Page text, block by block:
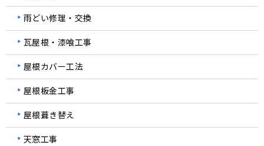
雨どい修理・交換
瓦屋根・漆喰工事
屋根カバー工法
屋根板金工事
屋根葺き替え
天窓工事